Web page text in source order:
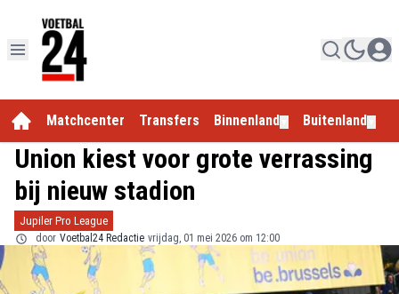
Matchcenter Transfers Binnenland Buitenland
Union kiest voor grote verrassing
bij nieuw stadion
Jupiler Pro League
door Voetbal24 Redactie vrijdag, 01 mei 2026 om 12:00